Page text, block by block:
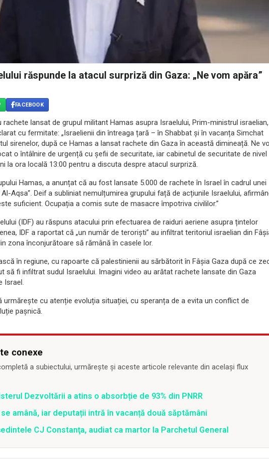
răspunde la atacul surpriză din Gaza: „Ne vom apăra”
FACEBOOK
rachete lansat de grupul militant Hamas asupra Israelului, Prim-ministrul israelian,
cu fermitate: „Israelienii din întreaga țară – în Shabbat și în vacanța Simchat
sirenelor, după ce Hamas a lansat rachete din Gaza în această dimineață. Ne
o întâlnire de urgență cu șefii de securitate, iar cabinetul de securitate de nivel
la ora locală 13:00 pentru a discuta despre atacul surpriză.
Hamas, a anunțat că au fost lansate 5.000 de rachete în Israel în cadrul unei
Aqsa”. Deif a subliniat nemulțumirea grupului față de acțiunile Israelului,
suficient. Ocupația a comis sute de masacre împotriva civililor.”
(IDF) au răspuns atacului prin efectuarea de raiduri aeriene asupra țintelor
IDF a raportat că „un număr de teroriști” au infiltrat teritoriul israelian din
zona înconjurătoare să rămână în casele lor.
în regiune, cu rapoarte că palestinienii au sărbătorit în Fâșia Gaza după ce
să fi infiltrat sudul Israelului. Imagini video au arătat rachete lansate din Gaza
Israel.
urmărește cu atenție evoluția situației, cu speranța de a evita un conflict de
pașnică.
conexe
a subiectului, urmărește și aceste articole relevante din același flux
Dezvoltării a atins o absorbție de 93% din PNRR
amână, iar deputații intră în vacanță două săptămâni
CJ Constanţa, audiat ca martor la Parchetul General